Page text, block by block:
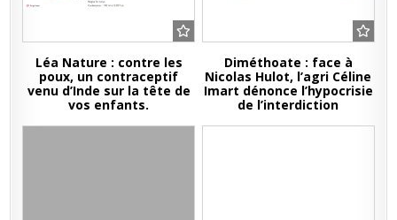
Léa Nature : contre les
poux, un contraceptif
venu d’Inde sur la tête de
vos enfants.
Diméthoate : face à
Nicolas Hulot, l’agri Céline
Imart dénonce l’hypocrisie
de l’interdiction